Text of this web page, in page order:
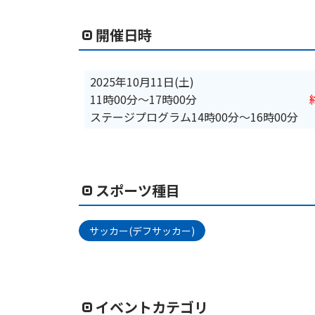
開催日時
2025年10月11日(土)
11時00分〜17時00分
ステージプログラム14時00分～16時00分
スポーツ種目
サッカー(デフサッカー)
イベントカテゴリ